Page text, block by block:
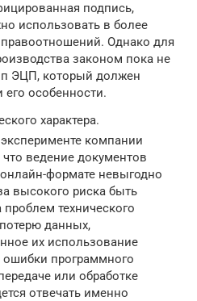
подпись,
использовать в более
Однако для
законом пока не
ЭЦП, который должен
его особенности.
характера.
компании
ведение документов
формате невыгодно
высокого риска быть
технического
потерю данных,
их использование
программного
или обработке
отвечать именно